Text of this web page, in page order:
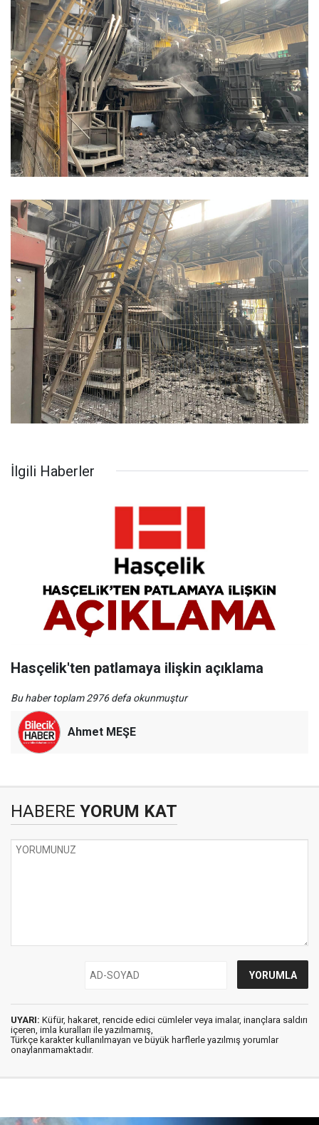
İlgili Haberler
Hasçelik'ten patlamaya ilişkin açıklama
Bu haber toplam 2976 defa okunmuştur
Ahmet MEŞE
HABERE YORUM KAT
UYARI: Küfür, hakaret, rencide edici cümleler veya imalar, inançlara saldırı
içeren, imla kuralları ile yazılmamış,
Türkçe karakter kullanılmayan ve büyük harflerle yazılmış yorumlar
onaylanmamaktadır.